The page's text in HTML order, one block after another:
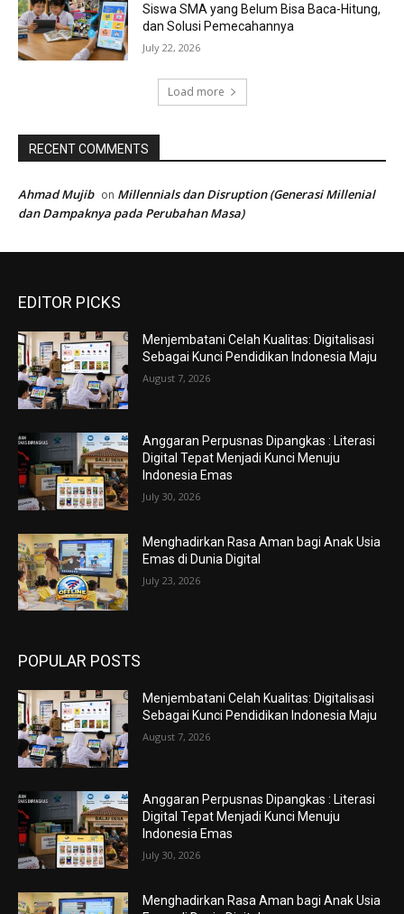
Siswa SMA yang Belum Bisa Baca-Hitung,
dan Solusi Pemecahannya
July 22, 2026
Load more
RECENT COMMENTS
Ahmad Mujib on Millennials dan Disruption (Generasi Millenial
dan Dampaknya pada Perubahan Masa)
EDITOR PICKS
Menjembatani Celah Kualitas: Digitalisasi
Sebagai Kunci Pendidikan Indonesia Maju
August 7, 2026
Anggaran Perpusnas Dipangkas : Literasi
Digital Tepat Menjadi Kunci Menuju
Indonesia Emas
July 30, 2026
Menghadirkan Rasa Aman bagi Anak Usia
Emas di Dunia Digital
July 23, 2026
POPULAR POSTS
Menjembatani Celah Kualitas: Digitalisasi
Sebagai Kunci Pendidikan Indonesia Maju
August 7, 2026
Anggaran Perpusnas Dipangkas : Literasi
Digital Tepat Menjadi Kunci Menuju
Indonesia Emas
July 30, 2026
Menghadirkan Rasa Aman bagi Anak Usia